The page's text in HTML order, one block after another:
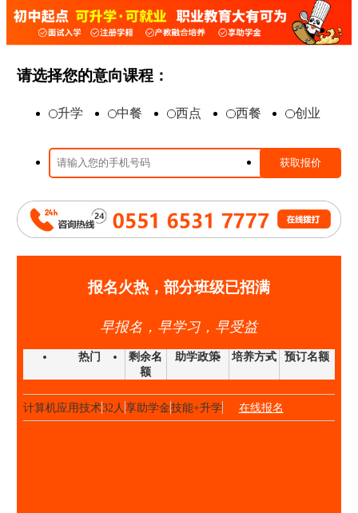
请选择您的意向课程：
升学 中餐 西点 西餐 创业
报名火热，部分班级已招满
早报名，早学习，早受益
热门
剩余名
额
助学政策 培养方式 预订名额
金典总厨班 28人
时尚西点班23人 享助学金 技能+升学 在线报名
大厨精英班32人 享助学金技能+升学
高端私厨班22人享助学金技能+就业 在线报名
32人享助学金 技能+升学 在线报名
时尚西点班23人 享助学金技能+升学 在线报名
金典总厨班20人享助学金技能+升学 在线报名
计算机应用技术32人 享助学金技能+升学 在线报名